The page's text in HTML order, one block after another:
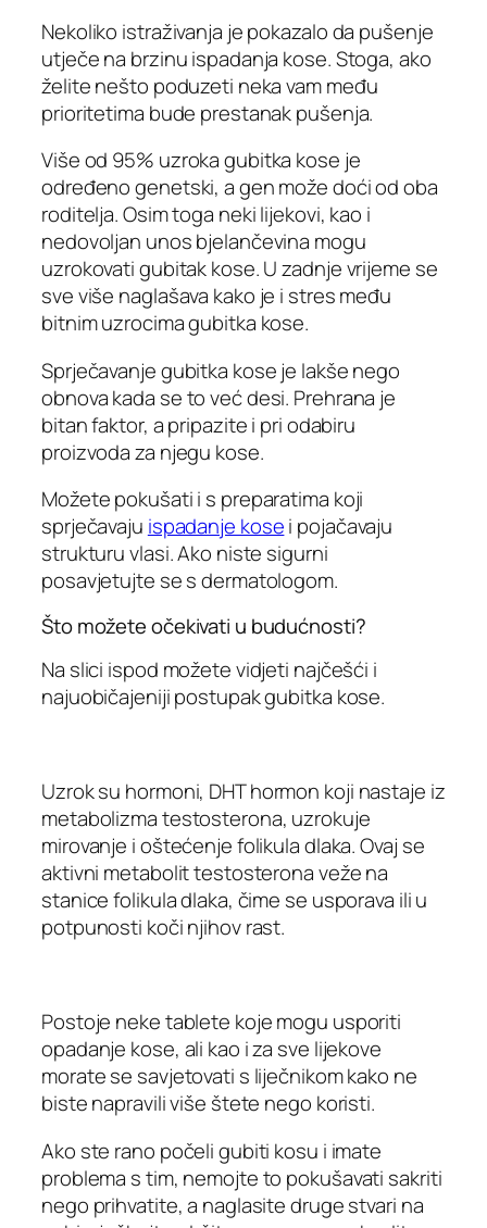
Nekoliko istraživanja je pokazalo da pušenje
utječe na brzinu ispadanja kose. Stoga, ako
želite nešto poduzeti neka vam među
prioritetima bude prestanak pušenja.
Više od 95% uzroka gubitka kose je
određeno genetski, a gen može doći od oba
roditelja. Osim toga neki lijekovi, kao i
nedovoljan unos bjelančevina mogu
uzrokovati gubitak kose. U zadnje vrijeme se
sve više naglašava kako je i stres među
bitnim uzrocima gubitka kose.
Sprječavanje gubitka kose je lakše nego
obnova kada se to već desi. Prehrana je
bitan faktor, a pripazite i pri odabiru
proizvoda za njegu kose.
Možete pokušati i s preparatima koji
sprječavaju ispadanje kosei pojačavaju
strukturu vlasi. Ako niste sigurni
posavjetujte se s dermatologom.
Što možete očekivati u budućnosti?
Na slici ispod možete vidjeti najčešći i
najuobičajeniji postupak gubitka kose.
Uzrok su hormoni, DHT hormon koji nastaje iz
metabolizma testosterona, uzrokuje
mirovanje i oštećenje folikula dlaka. Ovaj se
aktivni metabolit testosterona veže na
stanice folikula dlaka, čime se usporava ili u
potpunosti koči njihov rast.
Postoje neke tablete koje mogu usporiti
opadanje kose, ali kao i za sve lijekove
morate se savjetovati s liječnikom kako ne
biste napravili više štete nego koristi.
Ako ste rano počeli gubiti kosu i imate
problema s tim, nemojte to pokušavati sakriti
nego prihvatite, a naglasite druge stvari na